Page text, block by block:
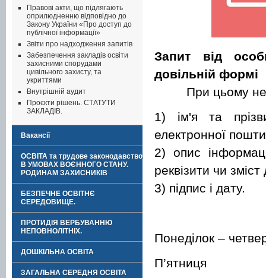
Правові акти, що підлягають
оприлюдненню відповідно до
Закону України «Про доступ до
публічної інформації»
Звіти про надходження запитів
Забезпечення закладів освіти
захисними спорудами
цивільного захисту, та
укриттями
Внутрішній аудит
Проєкти рішень. СТАТУТИ
ЗАКЛАДІВ.
Вакансії
ОСВІТА та трудове законодавство
В УМОВАХ ВОЄННОГО СТАНУ.
РОДИНАМ ЗАХИСНИКІВ
БЕЗПЕЧНЕ ОСВІТНЄ
СЕРЕДОВИЩЕ.
ПРОТИДІЯ ВЕРБУВАННЮ
НЕПОВНОЛІТНІХ.
ДОШКІЛЬНА ОСВІТА
ЗАГАЛЬНА СЕРЕДНЯ ОСВІТА
Запит від
довільній формі
При цьому
1) ім'я та
електронної
2) опис
реквізити чи
3) підпис і дату.
Понеділок –
П’ятниця